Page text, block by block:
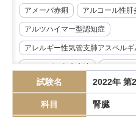
アメーバ赤痢 アルコール性肝
アルツハイマー型認知症
アレルギー性気管支肺アスペルギ
イマチニブ インスリノーマ
インフリキシマブ エクリズマブ
試験名 2022年 第
科目 腎臓